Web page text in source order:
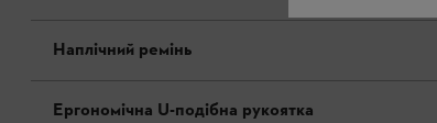
Наплічний ремінь
Ергономічна U-подібна рукоятка